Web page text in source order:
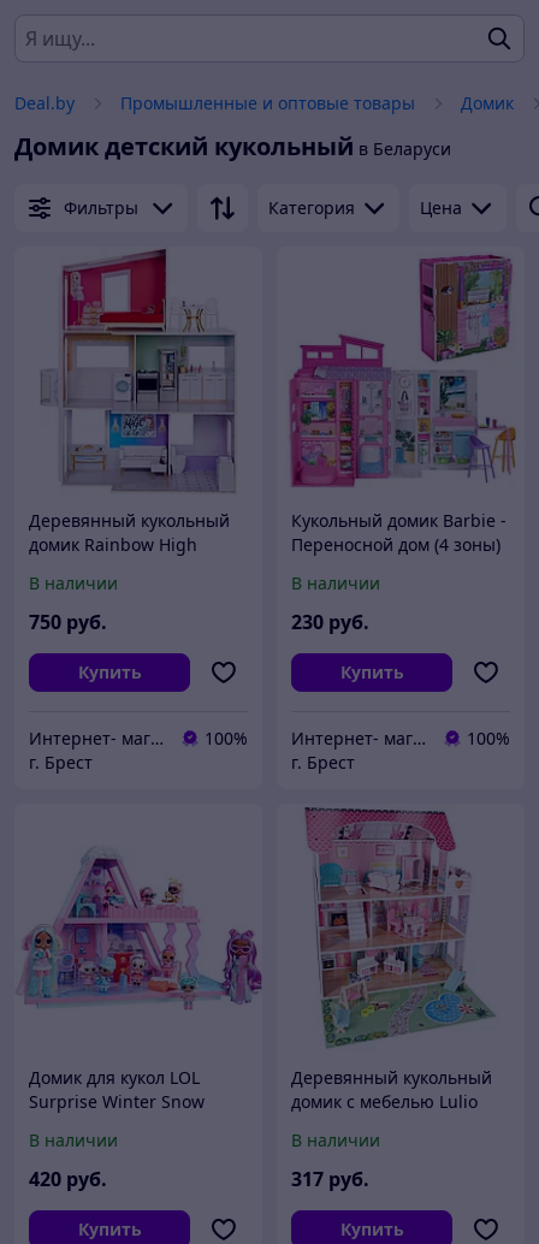
Deal.by Промышленные и оптовые товары Домик
Домик детский кукольный в Беларуси
Фильтры Категория Цена
Деревянный кукольный
домик Rainbow High
502203
В наличии
750 руб.
Купить
Интернет- магазин O'кей маркет
100%
г. Брест
Кукольный домик Barbie -
Переносной дом (4 зоны)
В наличии
230 руб.
Купить
Интернет- магазин O'кей маркет
100%
г. Брест
Домик для кукол LOL
Surprise Winter Snow
В наличии
420 руб.
Купить
Деревянный кукольный
домик с мебелью Lulio
В наличии
317 руб.
Купить